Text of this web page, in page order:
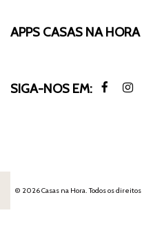
APPS CASAS NA HORA
SIGA-NOS EM:
© 2026 Casas na Hora. Todos os